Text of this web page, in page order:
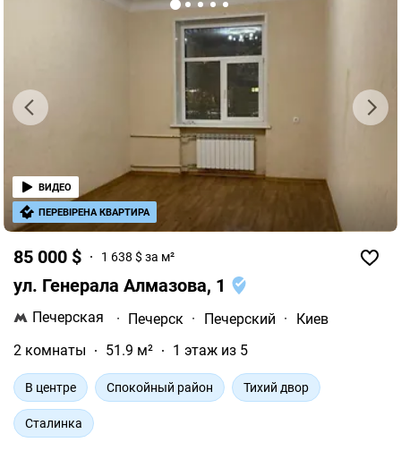
85 000 $ 1 638 $ за м²
ул. Генерала Алмазова, 1
Печерская · Печерск · Печерский ·
Киев
2 комнаты
51.9 м² 1 этаж из 5
В центре Спокойный район Тихий двор
Сталинка
ВИДЕО
ПЕРЕВІРЕНА КВАРТИРА